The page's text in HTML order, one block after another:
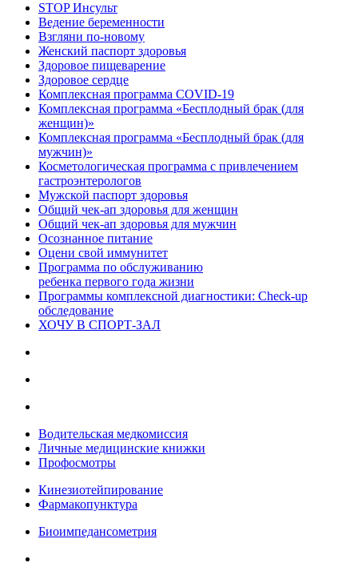
STOP Инсульт
Ведение беременности
Взгляни по-новому
Женский паспорт здоровья
Здоровое пищеварение
Здоровое сердце
Комплексная программа COVID-19
Комплексная программа «Бесплодный брак (для
женщин)»
Комплексная программа «Бесплодный брак (для
мужчин)»
Косметологическая программа с привлечением
гастроэнтерологов
Мужской паспорт здоровья
Общий чек-ап здоровья для женщин
Общий чек-ап здоровья для мужчин
Осознанное питание
Оцени свой иммунитет
Программа по обслуживанию
ребенка первого года жизни
Программы комплексной диагностики: Check-up
обследование
ХОЧУ В CПОРТ-ЗАЛ
Водительская медкомиссия
Личные медицинские книжки
Профосмотры
Кинезиотейпирование
Фармакопунктура
Биоимпедансометрия